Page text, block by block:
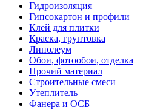
Гидроизоляция
Гипсокартон и профили
Клей для плитки
Краска, грунтовка
Линолеум
Обои, фотообои, отделка
Прочий материал
Строительные смеси
Утеплитель
Фанера и ОСБ